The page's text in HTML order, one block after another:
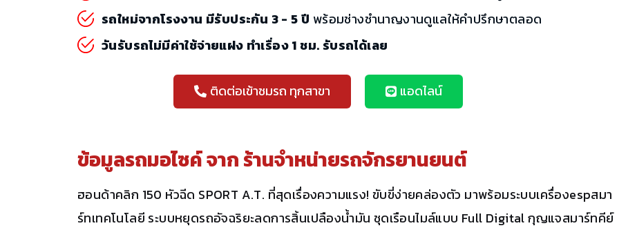
รถใหม่จากโรงงาน มีรับประกัน 3 - 5 ปี พร้อมช่างชำนาญงานดูแลให้คำปรึกษาตลอด
วันรับรถไม่มีค่าใช้จ่ายแฝง ทำเรื่อง 1 ชม. รับรถได้เลย
ติดต่อเข้าชมรถ ทุกสาขา แอดไลน์
ข้อมูลรถมอไซค์ จากร้านจำหน่ายรถจักรยานยนต์
ฮอนด้าคลิก 150 หัวฉีด SPORT A.T. ที่สุดเรื่องความแรง! ขับขี่ง่ายคล่องตัว มาพร้อมระบบเครื่องespสมา
ร์ทเทคโนโลยี ระบบหยุดรถอัจฉริยะลดการสิ้นเปลืองน้ำมัน ชุดเรือนไมล์แบบ Full Digital กุญแจสมาร์ทคีย์